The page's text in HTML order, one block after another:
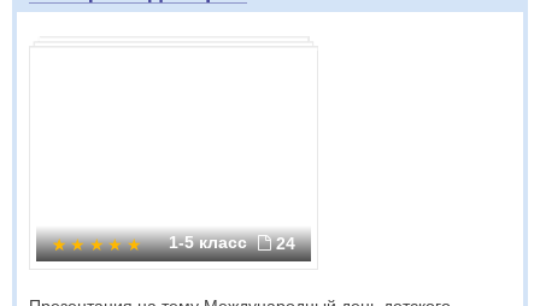
1-5 класс 24